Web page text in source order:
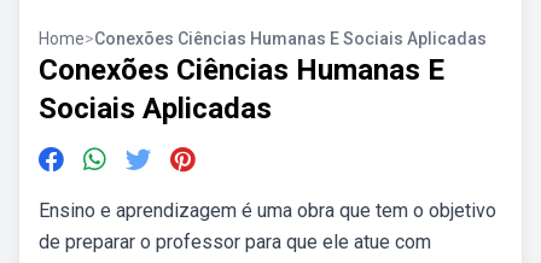
Home>Conexões Ciências Humanas E Sociais Aplicadas
Conexões Ciências Humanas E
Sociais Aplicadas
Ensino e aprendizagem é uma obra que tem o objetivo
de preparar o professor para que ele atue com